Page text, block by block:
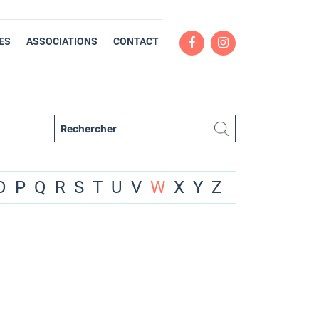
ASSOCIATIONS CONTACT
P Q R S T U V W X Y Z